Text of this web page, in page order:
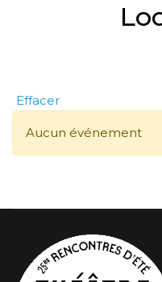
Effacer
Aucun événement